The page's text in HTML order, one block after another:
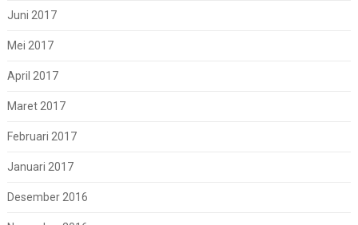
Juni 2017
Mei 2017
April 2017
Maret 2017
Februari 2017
Januari 2017
Desember 2016